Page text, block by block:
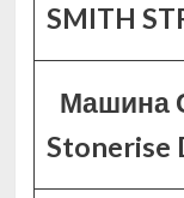
SMITH
Машина
Stonerise